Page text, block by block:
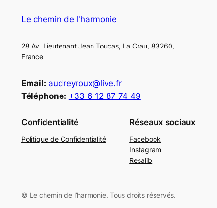
Le chemin de l'harmonie
28 Av. Lieutenant Jean Toucas, La Crau, 83260,
France
Email: audreyroux@live.fr
Téléphone: +33 6 12 87 74 49
Confidentialité
Politique de Confidentialité
Réseaux sociaux
Facebook
Instagram
Resalib
© Le chemin de l’harmonie. Tous droits réservés.